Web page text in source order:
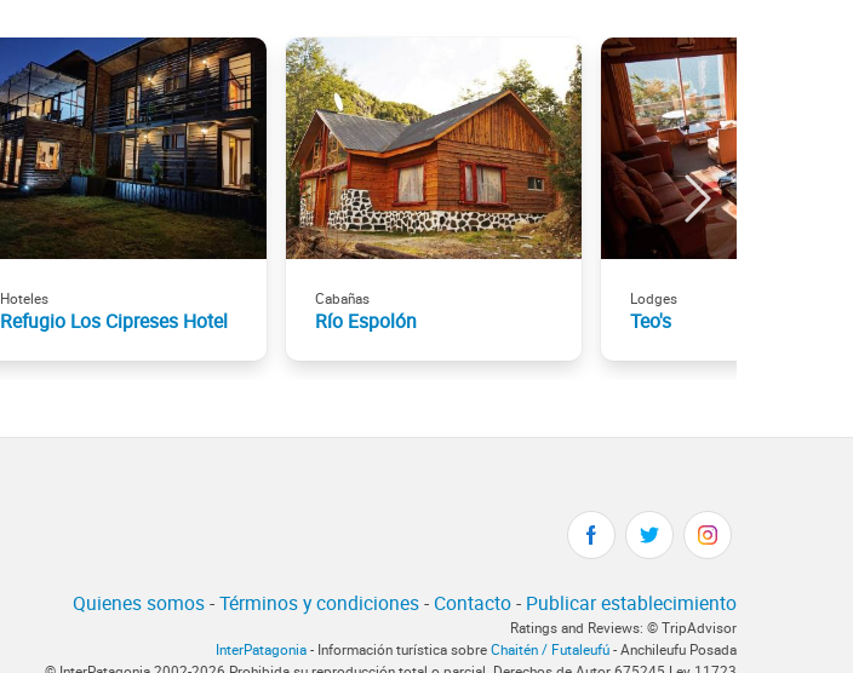
Hoteles
Refugio Los Cipreses Hotel
Cabañas
Río Espolón
Lodges
Teo's
Quienes somos-Términos y condiciones- Contacto- Publicar establecimiento
Ratings and Reviews: © TripAdvisor
InterPatagonia - Información turística sobre Chaitén / Futaleufú - Anchileufu Posada